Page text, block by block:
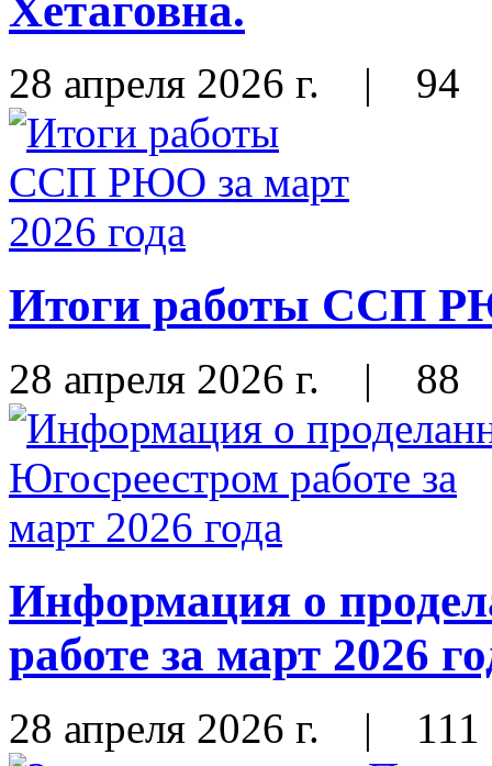
28 апреля 2026 г. | 94
Итоги работы ССП
28 апреля 2026 г. | 88
Информация о
работе за март 2026
28 апреля 2026 г. | 111